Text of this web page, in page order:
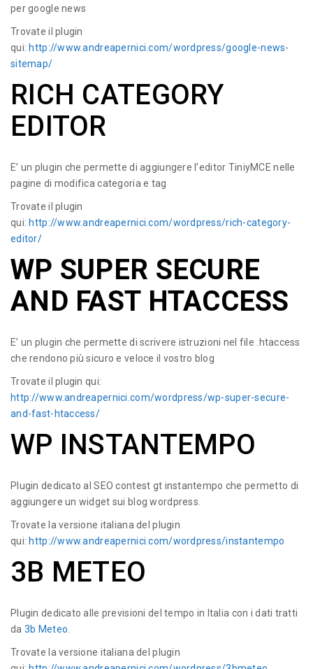
per google news
Trovate il plugin
qui: http://www.andreapernici.com/wordpress/google-news-
sitemap/
RICH CATEGORY
EDITOR
E’ un plugin che permette di aggiungere l’editor TiniyMCE nelle
pagine di modifica categoria e tag
Trovate il plugin
qui: http://www.andreapernici.com/wordpress/rich-category-
editor/
WP SUPER SECURE
AND FAST HTACCESS
E’ un plugin che permette di scrivere istruzioni nel file .htaccess
che rendono più sicuro e veloce il vostro blog
Trovate il plugin qui:
http://www.andreapernici.com/wordpress/wp-super-secure-
and-fast-htaccess/
WP INSTANTEMPO
Plugin dedicato al SEO contest gt instantempo che permetto di
aggiungere un widget sui blog wordpress.
Trovate la versione italiana del plugin
qui: http://www.andreapernici.com/wordpress/instantempo
3B METEO
Plugin dedicato alle previsioni del tempo in Italia con i dati tratti
da 3b Meteo
Trovate la versione italiana del plugin